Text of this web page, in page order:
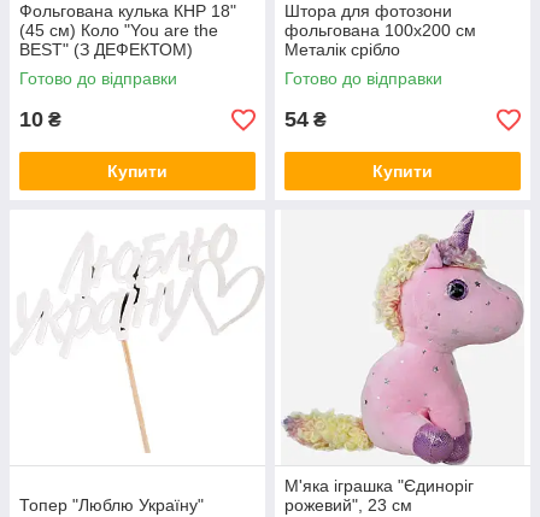
Фольгована кулька КНР 18"
(45 см) Коло "You are the
BEST" (З ДЕФЕКТОМ)
Готово до відправки
10 ₴
Купити
Штора для фотозони
фольгована 100х200 см
Металік срібло
Готово до відправки
54 ₴
Купити
Топер "Люблю Україну"
М'яка іграшка "Єдиноріг
рожевий", 23 см